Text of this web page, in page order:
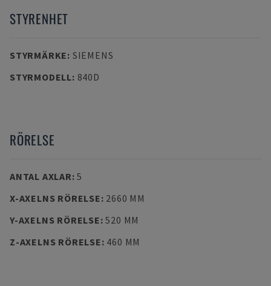
STYRENHET
STYRMÄRKE: SIEMENS
STYRMODELL: 840D
RÖRELSE
ANTAL AXLAR:5
X-AXELNS RÖRELSE: 2660 MM
Y-AXELNS RÖRELSE:520 MM
Z-AXELNS RÖRELSE: 460 MM